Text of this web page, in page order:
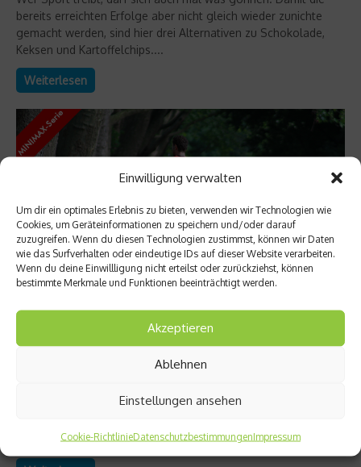
Einwilligung verwalten
Um dir ein optimales Erlebnis zu bieten, verwenden wir Technologien wie
Cookies, um Geräteinformationen zu speichern und/oder darauf
zuzugreifen. Wenn du diesen Technologien zustimmst, können wir Daten
wie das Surfverhalten oder eindeutige IDs auf dieser Website verarbeiten.
Wenn du deine Einwillligung nicht erteilst oder zurückziehst, können
bestimmte Merkmale und Funktionen beeinträchtigt werden.
Akzeptieren
Ablehnen
Einstellungen ansehen
Cookie-RichtlinieDatenschutzbestimmungenImpressum
bereits erreichten Erfolge aber nicht gleich wieder zunichte
gemacht werden, sind hier drei Alternativen zu Schokolade,
Keksen und Kartoffelchips....
Weiterlesen
Fit und schlank
Endspurt einläuten – Minimax-Trainingsplan:
und die immer härter werdenden Intervalle meistern.
Trainingswoche....